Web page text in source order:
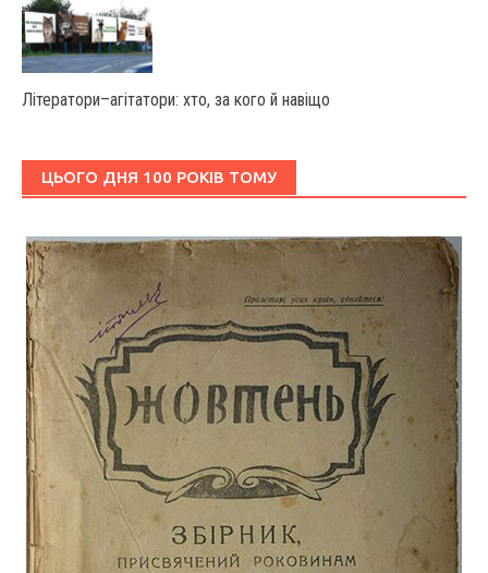
Літератори–агітатори: хто, за кого й навіщо
ЦЬОГО ДНЯ 100 РОКІВ ТОМУ